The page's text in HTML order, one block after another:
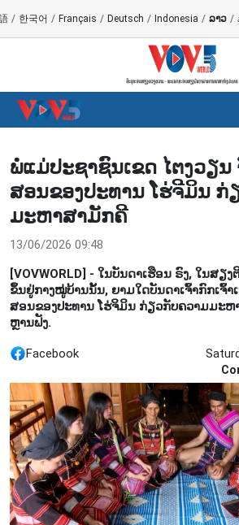
/ 한국어 / Français / Deutsch / Indonesia / ລາວ /
ພໍ່ແມ່ປະຊາຊົນເຂດ ໄຕງວຽນ
ສອນຂອງປະທານ ໂຮ່ຈີມິນ ກ່
ມະຫາສາມັກຄີ
13/06/2026 09:48
[VOVWORLD] - ໃນບັນດາເຮືອນ ຣົງ, ໃນສຽ
ຂຶ້ນຢູ່ກາງໝູ່ບ້ານນັ້ນ, ຍາມໃດບັນດາເຈົ້າກົກເຈົ້າ
ສອນຂອງປະທານ ໂຮ່ຈິມິນ ກ່ຽວກັບຄວາມມະ
ຫຼານຟັງ.
Facebook